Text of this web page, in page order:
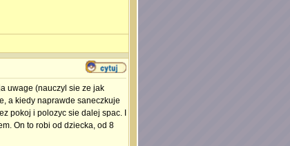
uwage (nauczyl sie ze jak
a kiedy naprawde saneczkuje
pokoj i polozyc sie dalej spac. I
On to robi od dziecka, od 8